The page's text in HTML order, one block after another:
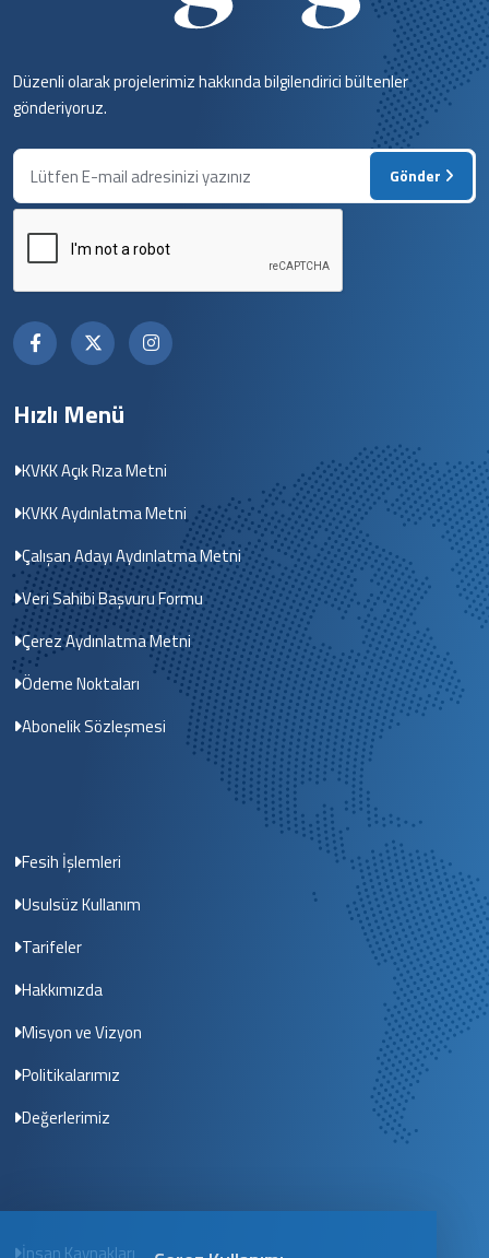
Düzenli olarak projelerimiz hakkında bilgilendirici bültenler
gönderiyoruz.
Gönder
Hızlı Menü
KVKK Açık Rıza Metni
KVKK Aydınlatma Metni
Çalışan Adayı Aydınlatma Metni
Veri Sahibi Başvuru Formu
Çerez Aydınlatma Metni
Ödeme Noktaları
Abonelik Sözleşmesi
Fesih İşlemleri
Usulsüz Kullanım
Tarifeler
Hakkımızda
Misyon ve Vizyon
Politikalarımız
Değerlerimiz